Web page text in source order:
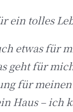
ein tolles
etwas für
geht für
für
Haus – ich